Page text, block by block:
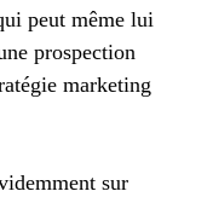
peut même lui
prospection
marketing
sur